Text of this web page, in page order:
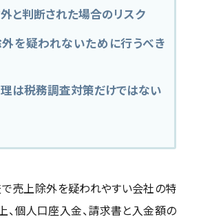
と判断された場合のリスク
を疑われないために行うべき
は税務調査対策だけではない
売上除外を疑われやすい会社の特
、個人口座入金、請求書と入金額の